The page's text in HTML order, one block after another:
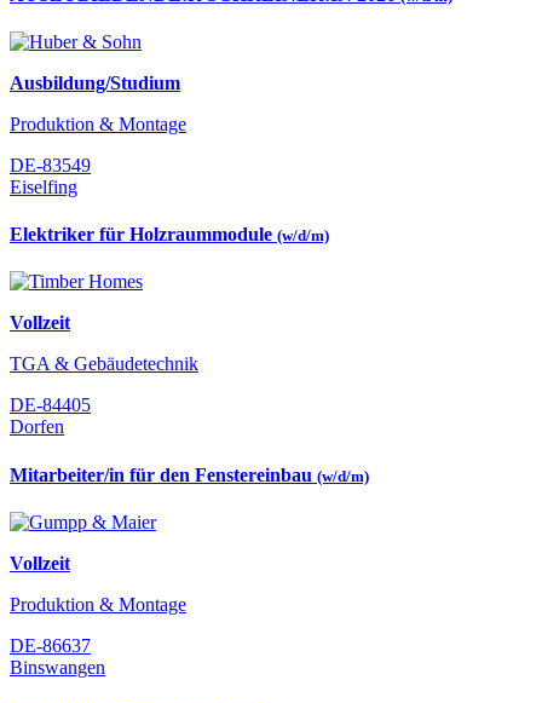
Ausbildung/Studium
Produktion & Montage
DE-83549
Eiselfing
Elektriker für Holzraummodule (w/d/m)
Vollzeit
TGA & Gebäudetechnik
DE-84405
Dorfen
Mitarbeiter/in für den Fenstereinbau (w/d/m)
Vollzeit
Produktion & Montage
DE-86637
Binswangen